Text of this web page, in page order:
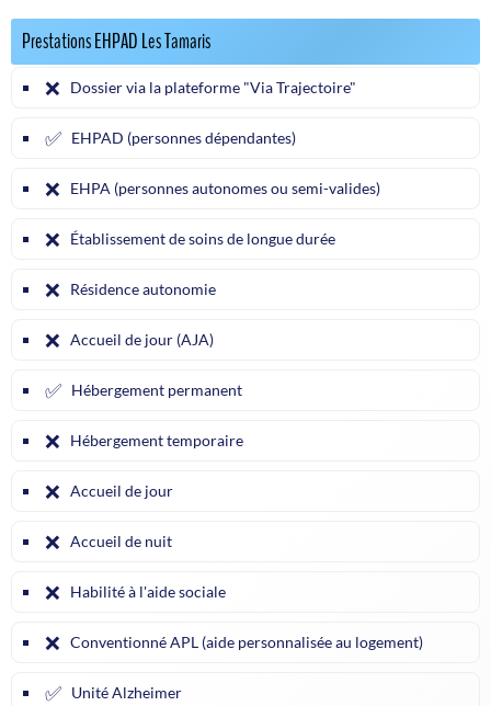
Prestations EHPAD Les Tamaris
❌ Dossier via la plateforme "Via Trajectoire"
✅ EHPAD (personnes dépendantes)
❌ EHPA (personnes autonomes ou semi-valides)
❌ Établissement de soins de longue durée
❌ Résidence autonomie
❌ Accueil de jour (AJA)
✅ Hébergement permanent
❌ Hébergement temporaire
❌ Accueil de jour
❌ Accueil de nuit
❌ Habilité à l'aide sociale
❌ Conventionné APL (aide personnalisée au logement)
✅ Unité Alzheimer